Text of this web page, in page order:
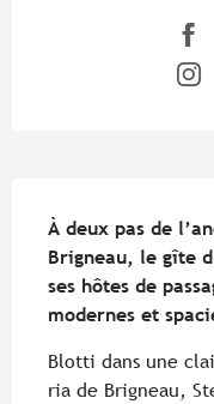
À deux pas de
Brigneau, le gîte
ses hôtes de
modernes et
Blotti dans une
ria de Brigneau,